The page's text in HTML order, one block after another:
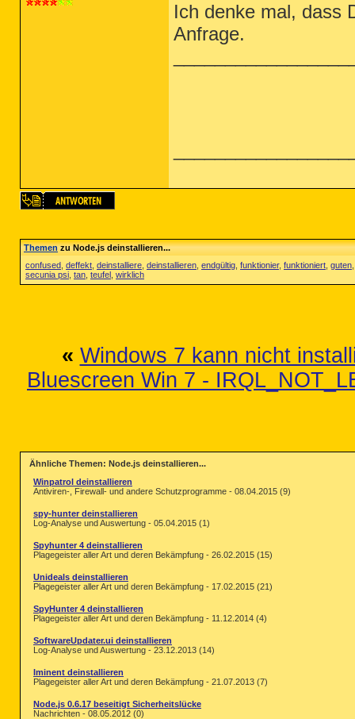
Ich denke mal, dass
Anfrage.
Themenzu Node.js deinstallieren...
confused deffekt deinstalliere deinstallieren endgültig funktionier, funktioniert guten
secunia psi tan teufel wirklich
« Windows 7 kann nicht
Bluescreen Win 7 -
Ähnliche Themen: Node.js deinstallieren...
Winpatrol deinstallieren
Antiviren-, Firewall- und andere Schutzprogramme - 08.04.2015 (9)
spy-hunter deinstallieren
Log-Analyse und Auswertung - 05.04.2015 (1)
Spyhunter 4 deinstallieren
Plagegeister aller Art und deren Bekämpfung - 26.02.2015 (15)
Unideals deinstallieren
Plagegeister aller Art und deren Bekämpfung - 17.02.2015 (21)
SpyHunter 4 deinstallieren
Plagegeister aller Art und deren Bekämpfung - 11.12.2014 (4)
SoftwareUpdater.ui deinstallieren
Log-Analyse und Auswertung - 23.12.2013 (14)
Iminent deinstallieren
Plagegeister aller Art und deren Bekämpfung - 21.07.2013 (7)
Node.js 0.6.17 beseitigt Sicherheitslücke
Nachrichten - 08.05.2012 (0)